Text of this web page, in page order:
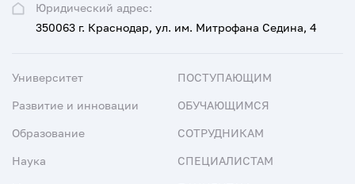
Юридический адрес:
350063 г. Краснодар, ул. им. Митрофана Седина, 4
Университет
Развитие и инновации
Образование
Наука
ПОСТУПАЮЩИМ
ОБУЧАЮЩИМСЯ
СОТРУДНИКАМ
СПЕЦИАЛИСТАМ